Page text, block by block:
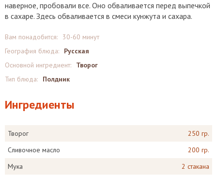
наверное, пробовали все. Оно обваливается перед выпечкой
в сахаре. Здесь обваливается в смеси кунжута и сахара.
Вам понадобится:
30-60 минут
География блюда:
Русская
Основной ингредиент:
Творог
Тип блюда:
Полдник
Ингредиенты
Творог
250 гр.
Сливочное масло
200 гр.
Мука
2 стакана